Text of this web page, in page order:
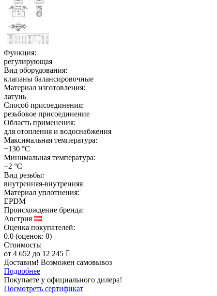
Функция:
регулирующая
Вид оборудования:
клапаны балансировочные
Материал изготовления:
латунь
Способ присоединения:
резьбовое присоединение
Область применения:
для отопления и водоснабжения
Максимальная температура:
+130 °C
Минимальная температура:
+2 °C
Вид резьбы:
внутренняя-внутренняя
Материал уплотнения:
EPDM
Происхождение бренда:
Австрия
Оценка покупателей:
0.0 (оценок: 0)
Стоимость:
от 4 652 до 12 245
Доставим! Возможен самовывоз
Подробнее
Покупаете у официального дилера!
Посмотреть сертификат